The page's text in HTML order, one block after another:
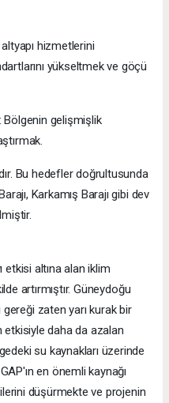
hizmetlerini
yükseltmek ve göçü
gelişmişlik
Bu hedefler doğrultusunda
Karkamış Barajı gibi dev
etkisi altına alan iklim
artırmıştır. Güneydoğu
zaten yarı kurak bir
etkisiyle daha da azalan
su kaynakları üzerinde
en önemli kaynağı
düşürmekte ve projenin